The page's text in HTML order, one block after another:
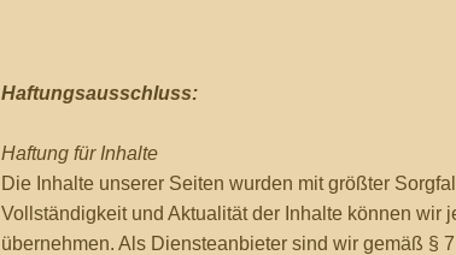
Haftungsausschluss:
Haftung für Inhalte
Die Inhalte unserer Seiten wurden mit größter
Vollständigkeit und Aktualität der Inhalte können wir
übernehmen. Als Diensteanbieter sind wir gemäß §